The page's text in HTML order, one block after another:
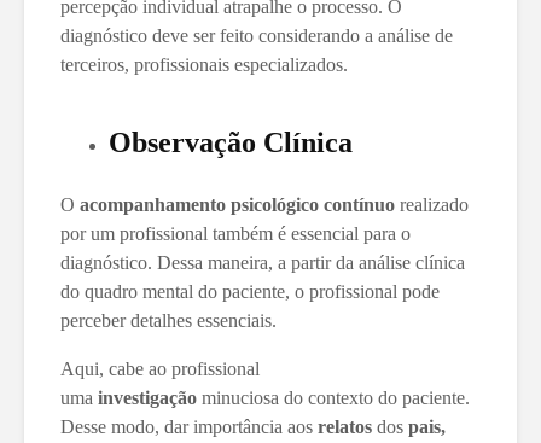
percepção individual atrapalhe o processo. O
diagnóstico deve ser feito considerando a análise de
terceiros, profissionais especializados.
Observação Clínica
O acompanhamento psicológico contínuo realizado
por um profissional também é essencial para o
diagnóstico. Dessa maneira, a partir da análise clínica
do quadro mental do paciente, o profissional pode
perceber detalhes essenciais.
Aqui, cabe ao profissional
uma investigação minuciosa do contexto do paciente.
Desse modo, dar importância aos relatos dos pais,